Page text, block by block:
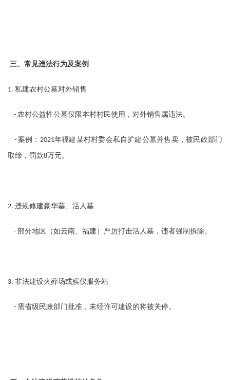
三、常见违法行为及案例
1. 私建农村公墓对外销售
- 农村公益性公墓仅限本村村民使用，对外销售属违法。
- 案例： 2021年福建某村村委会私自扩建公墓并售卖，被民政部门
取缔，罚款8万元。
2. 违规修建豪华墓、活人墓
- 部分地区（如云南、福建）严厉打击活人墓，违者强制拆除。
3. 非法建设火葬场或殡仪服务站
- 需省级民政部门批准，未经许可建设的将被关停。